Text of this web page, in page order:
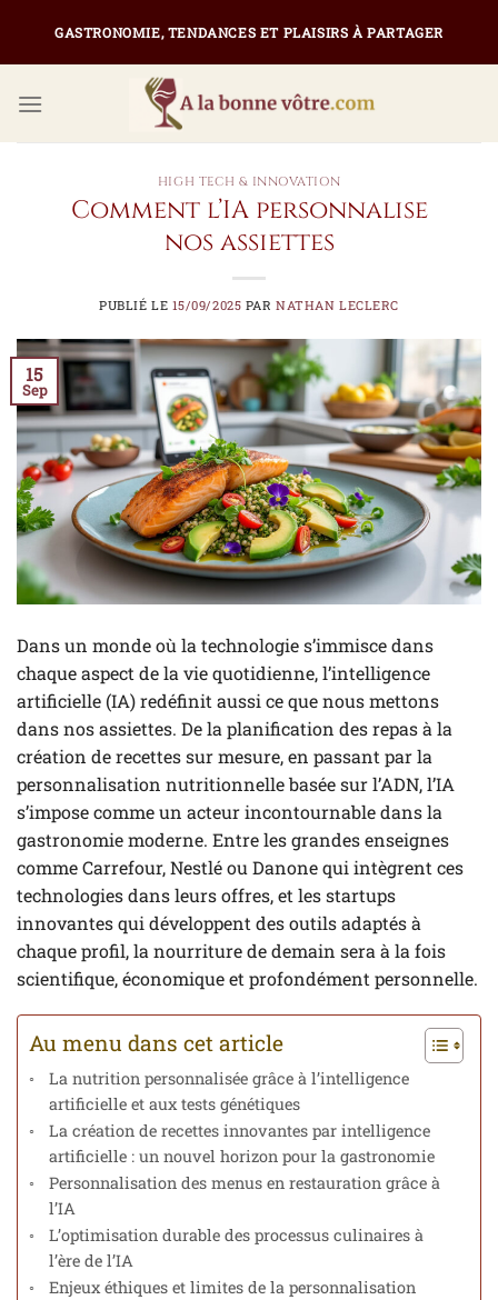
contenu
GASTRONOMIE, TENDANCES ET PLAISIRS À PARTAGER
HIGH TECH & INNOVATION
Comment l’IA personnalise
nos assiettes
PUBLIÉ LE 15/09/2025 PARNATHAN LECLERC
15
Sep
Dans un monde où la technologie s’immisce dans
chaque aspect de la vie quotidienne, l’intelligence
artificielle (IA) redéfinit aussi ce que nous mettons
dans nos assiettes. De la planification des repas à la
création de recettes sur mesure, en passant par la
personnalisation nutritionnelle basée sur l’ADN, l’IA
s’impose comme un acteur incontournable dans la
gastronomie moderne. Entre les grandes enseignes
comme Carrefour, Nestlé ou Danone qui intègrent ces
technologies dans leurs offres, et les startups
innovantes qui développent des outils adaptés à
chaque profil, la nourriture de demain sera à la fois
scientifique, économique et profondément personnelle.
Au menu dans cet article
La nutrition personnalisée grâce à l’intelligence
artificielle et aux tests génétiques
La création de recettes innovantes par intelligence
artificielle : un nouvel horizon pour la gastronomie
Personnalisation des menus en restauration grâce à
l’IA
L’optimisation durable des processus culinaires à
l’ère de l’IA
Enjeux éthiques et limites de la personnalisation